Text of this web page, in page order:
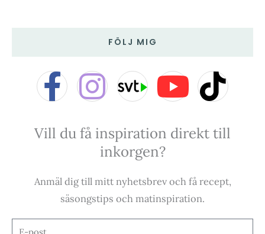
FÖLJ MIG
F
a
c
e
b
I
n
s
t
a
Y
o
u
t
u
T
i
k
t
Vill du få inspiration direkt till
inkorgen?
Anmäl dig till mitt nyhetsbrev och få recept,
säsongstips och matinspiration.
E-